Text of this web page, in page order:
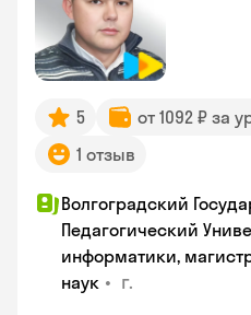
5 от 1092 ₽ за
1 отзыв
Волгоградский
Педагогический
информатики,
наук • г.